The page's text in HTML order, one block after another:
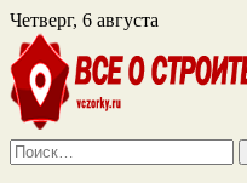
Четверг, 6 августа
Найти: